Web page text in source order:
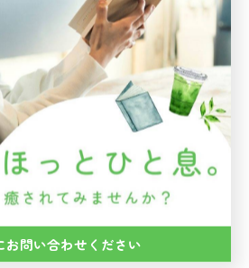
削下弓削225
ウト
のラテ
い場所
お問い合わせください